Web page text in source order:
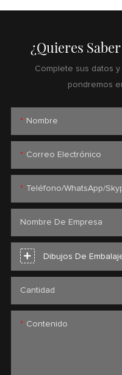
¿Quieres
Complete sus datos
pondremos
Nombre
Correo Electrónico
Teléfono/WhatsApp/
Nombre De Empresa
Dibujos De
Cantidad
Contenido